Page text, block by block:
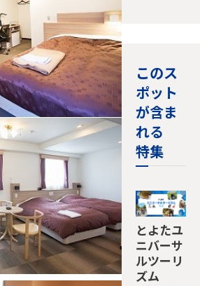
このス
ポット
が含ま
れる
特集
とよたユ
ニバーサ
ルツーリ
ズム